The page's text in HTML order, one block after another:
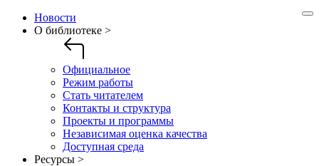
Новости
О библиотеке >
Официальное
Режим работы
Стать читателем
Контакты и структура
Проекты и программы
Независимая оценка качества
Доступная среда
Ресурсы >